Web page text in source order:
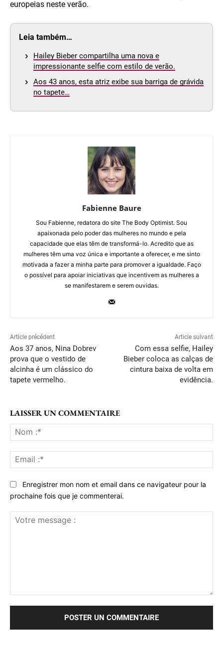
europeias neste verão.
Leia também…
Hailey Bieber compartilha uma nova e
impressionante selfie com estilo de verão.
Aos 43 anos, esta atriz exibe sua barriga de grávida
no tapete…
Fabienne Baure
Sou Fabienne, redatora do site The Body Optimist. Sou
apaixonada pelo poder das mulheres no mundo e pela
capacidade que elas têm de transformá-lo. Acredito que as
mulheres têm uma voz única e importante a oferecer, e me sinto
motivada a fazer a minha parte para promover a igualdade. Faço
o possível para apoiar iniciativas que incentivem as mulheres a
se manifestarem e serem ouvidas.
Article précédent
Aos 37 anos, Nina Dobrev
prova que o vestido de
alcinha é um clássico do
tapete vermelho.
Article suivant
Com essa selfie, Hailey
Bieber coloca as calças de
cintura baixa de volta em
evidência.
LAISSER UN COMMENTAIRE
:*
:*
Enregistrer mon nom et email dans ce navigateur pour la
prochaine fois que je commenterai.